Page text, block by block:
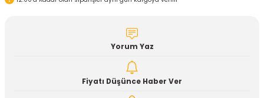
Yorum Yaz
Fiyatı Düşünce Haber Ver